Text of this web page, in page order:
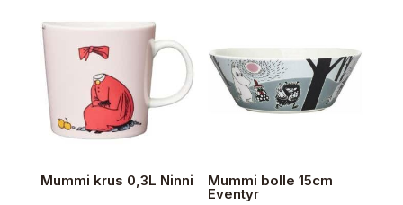
Venner
For
Alltid
2025
antall
antall
Mummi krus 0,3L Ninni Mummi bolle 15cm
Eventyr